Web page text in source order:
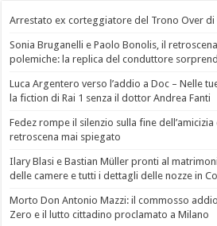
Arrestato ex corteggiatore del Trono Over di
Sonia Bruganelli e Paolo Bonolis, il
polemiche: la replica del conduttore
Luca Argentero verso l’addio a Doc – Nelle
la fiction di Rai 1 senza il dottor Andrea Fanti
Fedez rompe il silenzio sulla fine
retroscena mai spiegato
Ilary Blasi e Bastian Müller pronti al
delle camere e tutti i dettagli delle nozze in
Morto Don Antonio Mazzi: il commosso
Zero e il lutto cittadino proclamato a Milano